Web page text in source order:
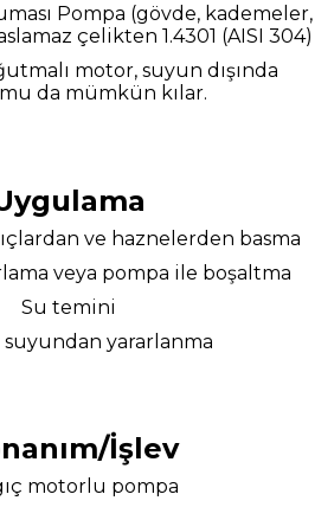
Pompa (gövde, kademeler,
çelikten 1.4301 (AISI 304)
motor, suyun dışında
da mümkün kılar.
ve haznelerden basma
veya pompa ile boşaltma
Su temini
suyundan yararlanma
İşlev
motorlu pompa